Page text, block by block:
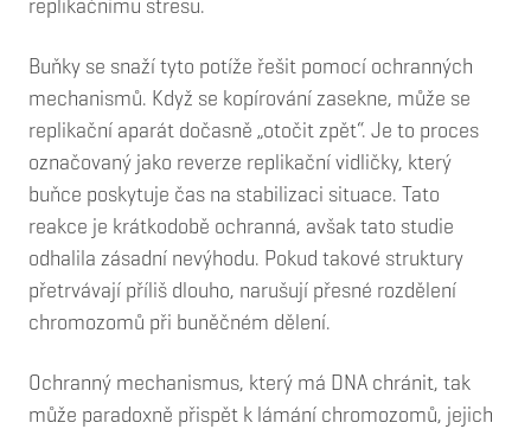
Buňky se snaží tyto potíže řešit pomocí ochranných
mechanismů. Když se kopírování zasekne, může se
replikační aparát dočasně „otočit zpět“. Je to proces
označovaný jako reverze replikační vidličky, který
buňce poskytuje čas na stabilizaci situace. Tato
reakce je krátkodobě ochranná, avšak tato studie
odhalila zásadní nevýhodu. Pokud takové struktury
přetrvávají příliš dlouho, narušují přesné rozdělení
chromozomů při buněčném dělení.
Ochranný mechanismus, který má DNA chránit, tak
může paradoxně přispět k lámání chromozomů, jejich